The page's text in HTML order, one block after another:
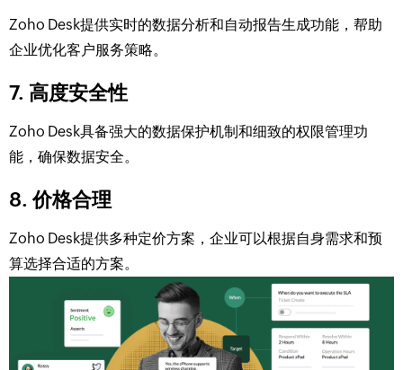
Zoho Desk提供实时的数据分析和自动报告生成功能，帮助
企业优化客户服务策略。
7. 高度安全性
Zoho Desk具备强大的数据保护机制和细致的权限管理功
能，确保数据安全。
8. 价格合理
Zoho Desk提供多种定价方案，企业可以根据自身需求和预
算选择合适的方案。